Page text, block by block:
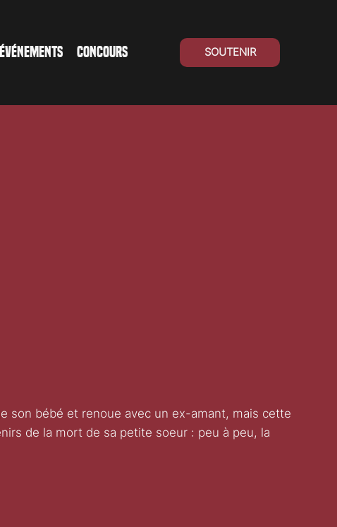
ÉVÉNEMENTS CONCOURS SOUTENIR
son bébé et renoue avec un ex-amant, mais cette
de la mort de sa petite soeur : peu à peu, la